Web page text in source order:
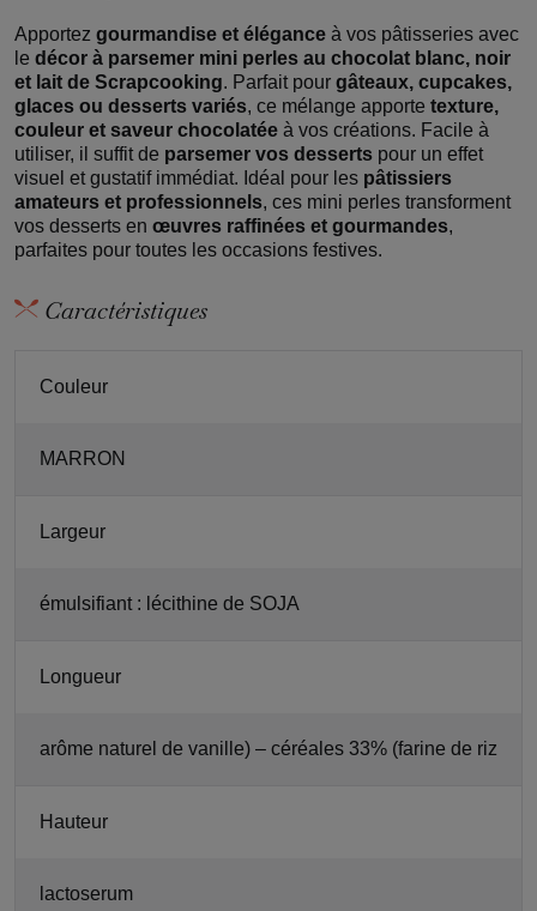
Apportez gourmandise et élégance à vos pâtisseries avec
le décor à parsemer mini perles au chocolat blanc, noir
et lait de Scrapcooking. Parfait pour gâteaux, cupcakes,
glaces ou desserts variés, ce mélange apporte texture,
couleur et saveur chocolatée à vos créations. Facile à
utiliser, il suffit de parsemer vos desserts pour un effet
visuel et gustatif immédiat. Idéal pour les pâtissiers
amateurs et professionnels, ces mini perles transforment
vos desserts en œuvres raffinées et gourmandes,
parfaites pour toutes les occasions festives.
Caractéristiques
Couleur
MARRON
Largeur
émulsifiant : lécithine de SOJA
Longueur
arôme naturel de vanille) – céréales 33% (farine de riz
Hauteur
lactoserum